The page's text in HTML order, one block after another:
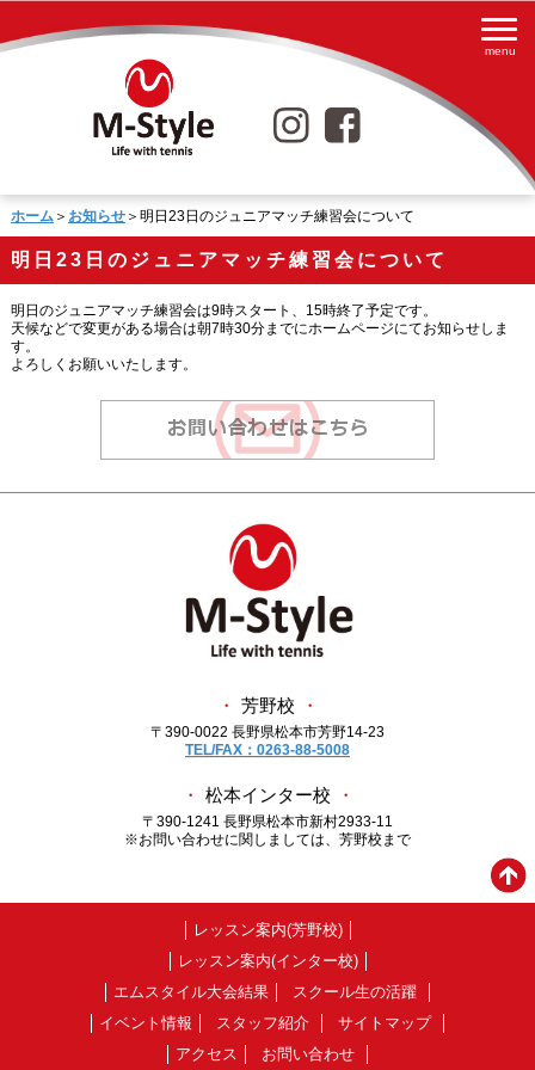
ホーム＞ お知らせ＞明日23日のジュニアマッチ練習会について
明日23日のジュニアマッチ練習会について
明日のジュニアマッチ練習会は9時スタート、15時終了予定です。
天候などで変更がある場合は朝7時30分までにホームページにてお知らせしま
す。
よろしくお願いいたします。
・ 芳野校 ・
〒390-0022 長野県松本市芳野14-23
TEL/FAX：0263-88-5008
・ 松本インター校 ・
〒390-1241 長野県松本市新村2933-11
※お問い合わせに関しましては、芳野校まで
レッスン案内(芳野校)
レッスン案内(インター校)
エムスタイル大会結果
スクール生の活躍
イベント情報
スタッフ紹介
サイトマップ
アクセス
お問い合わせ